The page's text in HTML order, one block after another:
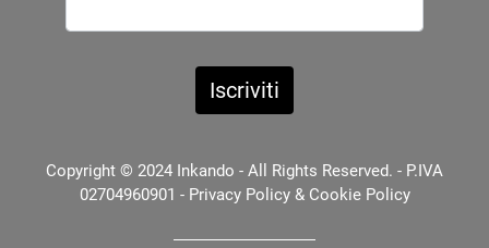
Copyright © 2024 Inkando - All Rights Reserved. - P.IVA
02704960901 - Privacy Policy& Cookie Policy